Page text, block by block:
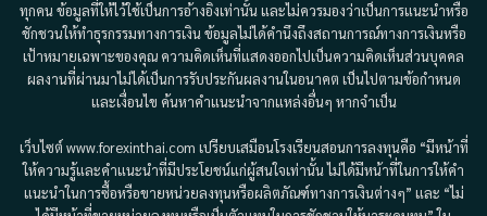
ทุกคน ข้อมูลที่ให้ไว้ใช้เป็นการอ้างอิงเท่านั้น และไม่ควรมองว่าเป็นการแนะนำหรือ
ชักชวนให้ทำธุรกรรมทางการเงิน ข้อมูลไม่ได้คำนึงถึงสถานการณ์ทางการเงินหรือ
เป้าหมายเฉพาะของคุณ ความคิดเห็นที่แสดงออกไปเป็นความคิดเห็นส่วนบุคคล
ผลงานที่ผ่านมาไม่ได้เป็นการรับประกันผลงานในอนาคต เป็นไปตามข้อกำหนด
และเงื่อนไข ค้นหาคำแนะนำจากแหล่งอื่นๆ หากจำเป็น
เว็บไซต์ www.forexinthai.com เปรียบเสมือนโรงเรียนสอนการลงทุนคือ “มีหน้าที่
ให้ความรู้และคำแนะนำที่มีประโยชน์แก่ผู้สนใจเท่านั้น ไม่ได้มีหน้าที่ในการให้คำ
แนะนำในการซื้อหรือขายหน่วยลงทุนหรือผลิตภัณฑ์ทางการเงินต่างๆ” และ “ไม่